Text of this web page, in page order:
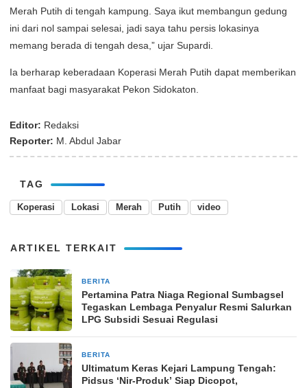
Merah Putih di tengah kampung. Saya ikut membangun gedung
ini dari nol sampai selesai, jadi saya tahu persis lokasinya
memang berada di tengah desa,” ujar Supardi.
Ia berharap keberadaan Koperasi Merah Putih dapat memberikan
manfaat bagi masyarakat Pekon Sidokaton.
Editor: Redaksi
Reporter: M. Abdul Jabar
TAG
Koperasi Lokasi Merah Putih video
ARTIKEL TERKAIT
BERITA
Pertamina Patra Niaga Regional Sumbagsel
Tegaskan Lembaga Penyalur Resmi Salurkan
LPG Subsidi Sesuai Regulasi
BERITA
Ultimatum Keras Kejari Lampung Tengah:
Pidsus ‘Nir-Produk’ Siap Dicopot,